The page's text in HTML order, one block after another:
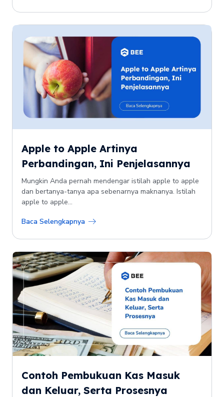
Apple to Apple Artinya
Perbandingan, Ini Penjelasannya
Mungkin Anda pernah mendengar istilah apple to apple
dan bertanya-tanya apa sebenarnya maknanya. Istilah
apple to apple...
Baca Selengkapnya
Contoh Pembukuan Kas Masuk
dan Keluar, Serta Prosesnya